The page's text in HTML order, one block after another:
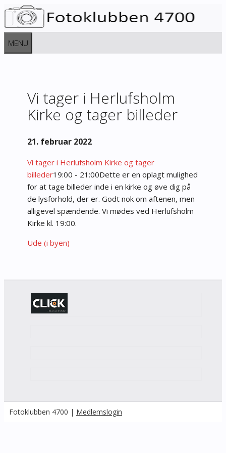
Hop
indhold
MENU
Vi tager i Herlufsholm
Kirke og tager billeder
21. februar 2022
Vi tager i Herlufsholm Kirke og tager
billeder19:00 - 21:00Dette er en oplagt mulighed
for at tage billeder inde i en kirke og øve dig på
de lysforhold, der er. Godt nok om aftenen, men
alligevel spændende. Vi mødes ved Herlufsholm
Kirke kl. 19:00.
Ude (i byen)
Fotoklubben 4700 | Medlemslogin